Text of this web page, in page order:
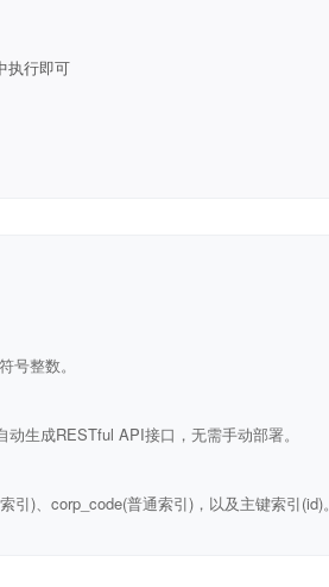
执行即可
号整数。
生成RESTful API接口，无需手动部署。
)、corp_code(普通索引)，以及主键索引(id)。